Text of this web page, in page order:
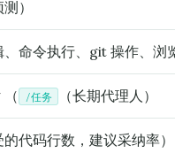
）
、命令执行、git 操作、浏
（ /任务 （长期代理人）
的代码行数，建议采纳率）